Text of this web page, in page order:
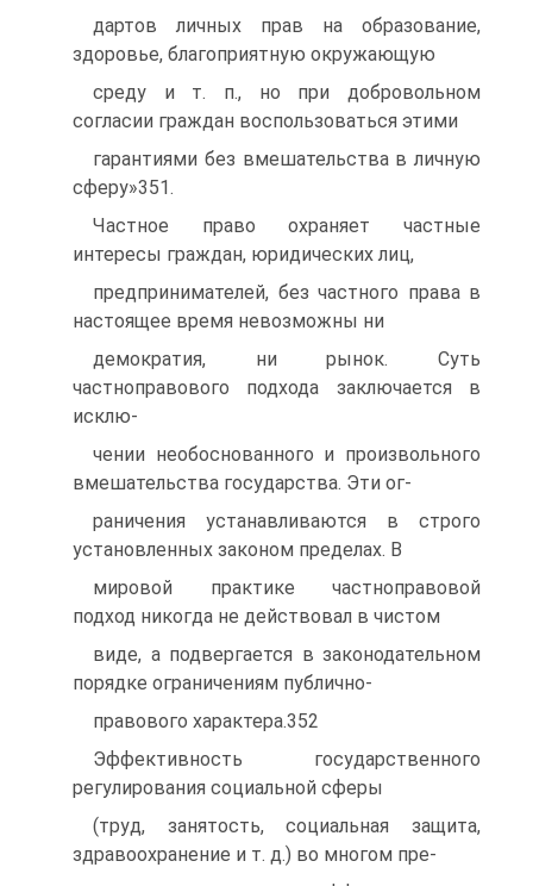
дартов личных прав на образование,
здоровье, благоприятную окружающую
среду и т. п., но при добровольном
согласии граждан воспользоваться этими
гарантиями без вмешательства в личную
сферу»351.
Частное право охраняет частные
интересы граждан, юридических лиц,
предпринимателей, без частного права в
настоящее время невозможны ни
демократия, ни рынок. Суть
частноправового подхода заключается в
исклю-
чении необоснованного и произвольного
вмешательства государства. Эти ог-
раничения устанавливаются в строго
установленных законом пределах. В
мировой практике частноправовой
подход никогда не действовал в чистом
виде, а подвергается в законодательном
порядке ограничениям публично-
правового характера.352
Эффективность государственного
регулирования социальной сферы
(труд, занятость, социальная защита,
здравоохранение и т. д.) во многом пре-